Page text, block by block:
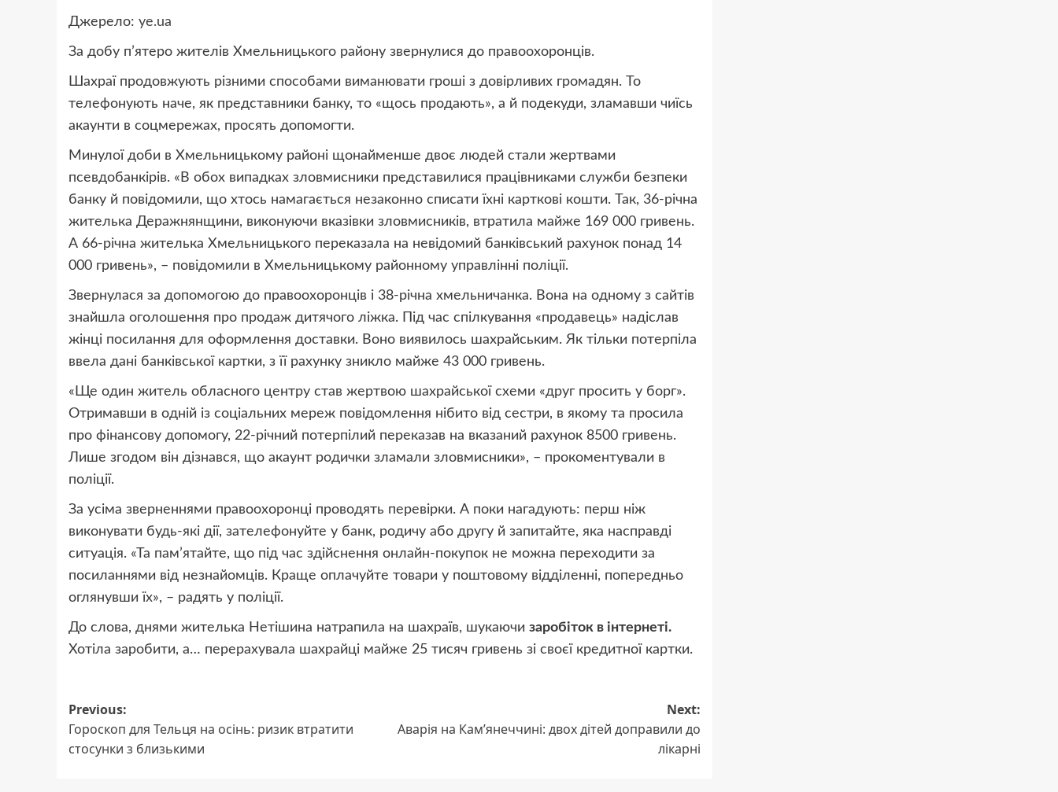
Джерело: ye.ua
За добу п’ятеро жителів Хмельницького району звернулися до правоохоронців.
Шахраї продовжують різними способами виманювати гроші з довірливих громадян. То
телефонують наче, як представники банку, то «щось продають», а й подекуди, зламавши чиїсь
акаунти в соцмережах, просять допомогти.
Минулої доби в Хмельницькому районі щонайменше двоє людей стали жертвами
псевдобанкірів. «В обох випадках зловмисники представилися працівниками служби безпеки
банку й повідомили, що хтось намагається незаконно списати їхні карткові кошти. Так, 36-річна
жителька Деражнянщини, виконуючи вказівки зловмисників, втратила майже 169 000 гривень.
А 66-річна жителька Хмельницького переказала на невідомий банківський рахунок понад 14
000 гривень», – повідомили в Хмельницькому районному управлінні поліції.
Звернулася за допомогою до правоохоронців і 38-річна хмельничанка. Вона на одному з сайтів
знайшла оголошення про продаж дитячого ліжка. Під час спілкування «продавець» надіслав
жінці посилання для оформлення доставки. Воно виявилось шахрайським. Як тільки потерпіла
ввела дані банківської картки, з її рахунку зникло майже 43 000 гривень.
«Ще один житель обласного центру став жертвою шахрайської схеми «друг просить у борг».
Отримавши в одній із соціальних мереж повідомлення нібито від сестри, в якому та просила
про фінансову допомогу, 22-річний потерпілий переказав на вказаний рахунок 8500 гривень.
Лише згодом він дізнався, що акаунт родички зламали зловмисники», – прокоментували в
поліції.
За усіма зверненнями правоохоронці проводять перевірки. А поки нагадують: перш ніж
виконувати будь-які дії, зателефонуйте у банк, родичу або другу й запитайте, яка насправді
ситуація. «Та пам’ятайте, що під час здійснення онлайн-покупок не можна переходити за
посиланнями від незнайомців. Краще оплачуйте товари у поштовому відділенні, попередньо
оглянувши їх», – радять у поліції.
До слова, днями жителька Нетішина натрапила на шахраїв, шукаючи заробіток в інтернеті.
Хотіла заробити, а… перерахувала шахрайці майже 25 тисяч гривень зі своєї кредитної картки.
Post
navigation
Previous:
Гороскоп для Тельця на осінь: ризик втратити
стосунки з близькими
Next:
Аварія на Кам’янеччині: двох дітей доправили до
лікарні